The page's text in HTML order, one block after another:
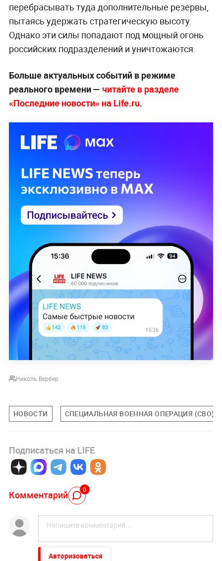
перебрасывать туда дополнительные резервы,
пытаясь удержать стратегическую высоту.
Однако эти силы попадают под мощный огонь
российских подразделений и уничтожаются.
Больше актуальных событий в режиме
реального времени — читайте в разделе
«Последние новости» на Life.ru.
Николь Вербер
НОВОСТИ СПЕЦИАЛЬНАЯ ВОЕННАЯ ОПЕРАЦИЯ (СВО)
Подписаться на LIFE
Комментарий 0
Авторизоваться